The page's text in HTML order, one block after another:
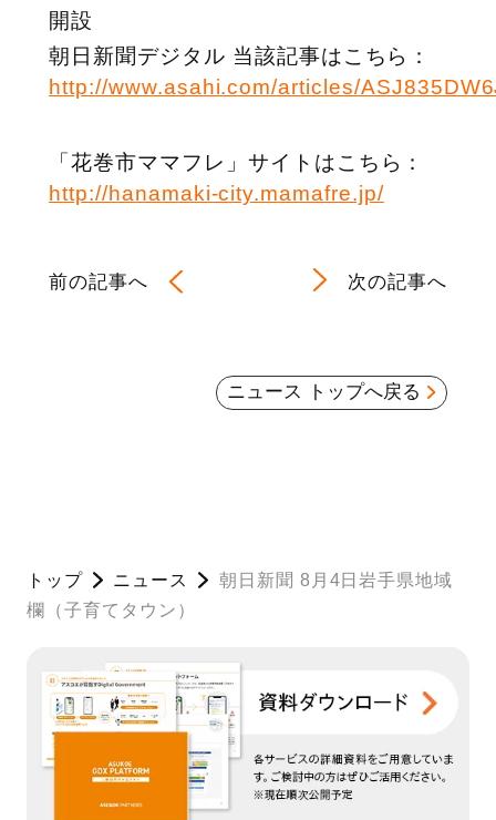
開設
朝日新聞デジタル 当該記事はこちら：
http://www.asahi.com/articles/
「花巻市ママフレ」サイトはこちら：
http://hanamaki-city.mamafre.jp/
前の記事へ 次の記事へ
ニュース トップへ戻る
トップ ニュース
朝日新聞 8月4日岩手県地域
欄（子育てタウン）